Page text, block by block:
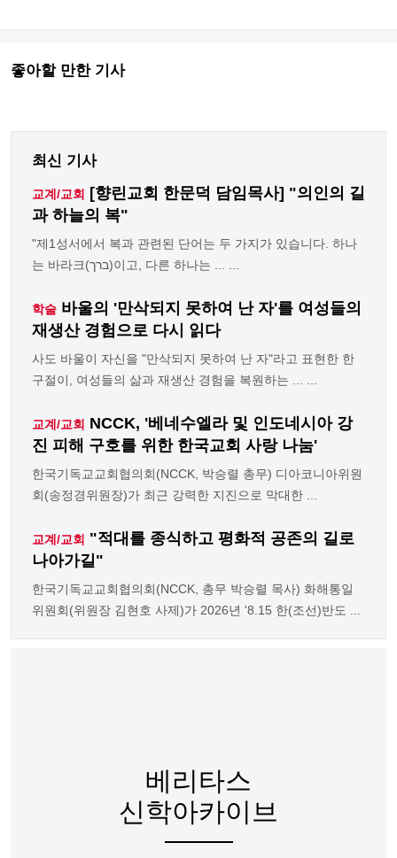
좋아할 만한 기사
최신 기사
교계/교회
[향린교회 한문덕 담임목사] "의인의 길
과 하늘의 복"
"제1성서에서 복과 관련된 단어는 두 가지가 있습니다. 하나
는 바라크(ברך)이고, 다른 하나는 ... ...
학술 바울의 '만삭되지 못하여 난 자'를 여성들의
재생산 경험으로 다시 읽다
사도 바울이 자신을 "만삭되지 못하여 난 자"라고 표현한 한
구절이, 여성들의 삶과 재생산 경험을 복원하는 ... ...
교계/교회 NCCK, '베네수엘라 및 인도네시아 강
진 피해 구호를 위한 한국교회 사랑 나눔'
한국기독교교회협의회(NCCK, 박승렬 총무) 디아코니아위원
회(송정경위원장)가 최근 강력한 지진으로 막대한 ...
교계/교회 "적대를 종식하고 평화적 공존의 길로
나아가길"
한국기독교교회협의회(NCCK, 총무 박승렬 목사) 화해통일
위원회(위원장 김현호 사제)가 2026년 '8.15 한(조선)반도 ...
베리타스
신학아카이브